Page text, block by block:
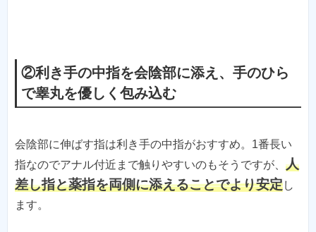
②利き手の中指を会陰部に添え、手のひら
で睾丸を優しく包み込む
会陰部に伸ばす指は利き手の中指がおすすめ。1番長い
指なのでアナル付近まで触りやすいのもそうですが、 人
差し指と薬指を両側に添えることでより安定し
ます。